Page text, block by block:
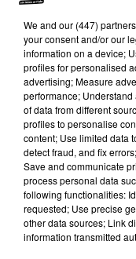
Lecture (4
100%
We and our (447) partners
your consent and/or our
information on a device;
profiles for personalised
advertising; Measure
performance;
of data from different
profiles to personalise
content; Use limited data
detect fraud, and fix
Save and communicate
process personal data
following functionalities:
requested; Use precise
other data sources; Link
information transmitted